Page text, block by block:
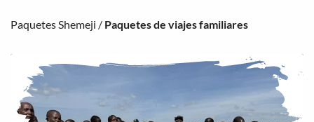
Paquetes Shemeji / Paquetes de viajes familiares